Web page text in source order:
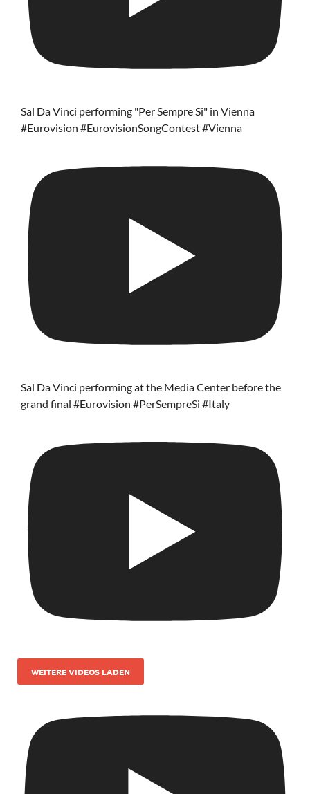
Sal Da Vinci performing "Per Sempre Si" in Vienna
#Eurovision #EurovisionSongContest #Vienna
Sal Da Vinci performing at the Media Center before the
grand final #Eurovision #PerSempreSi #Italy
WEITERE VIDEOS LADEN